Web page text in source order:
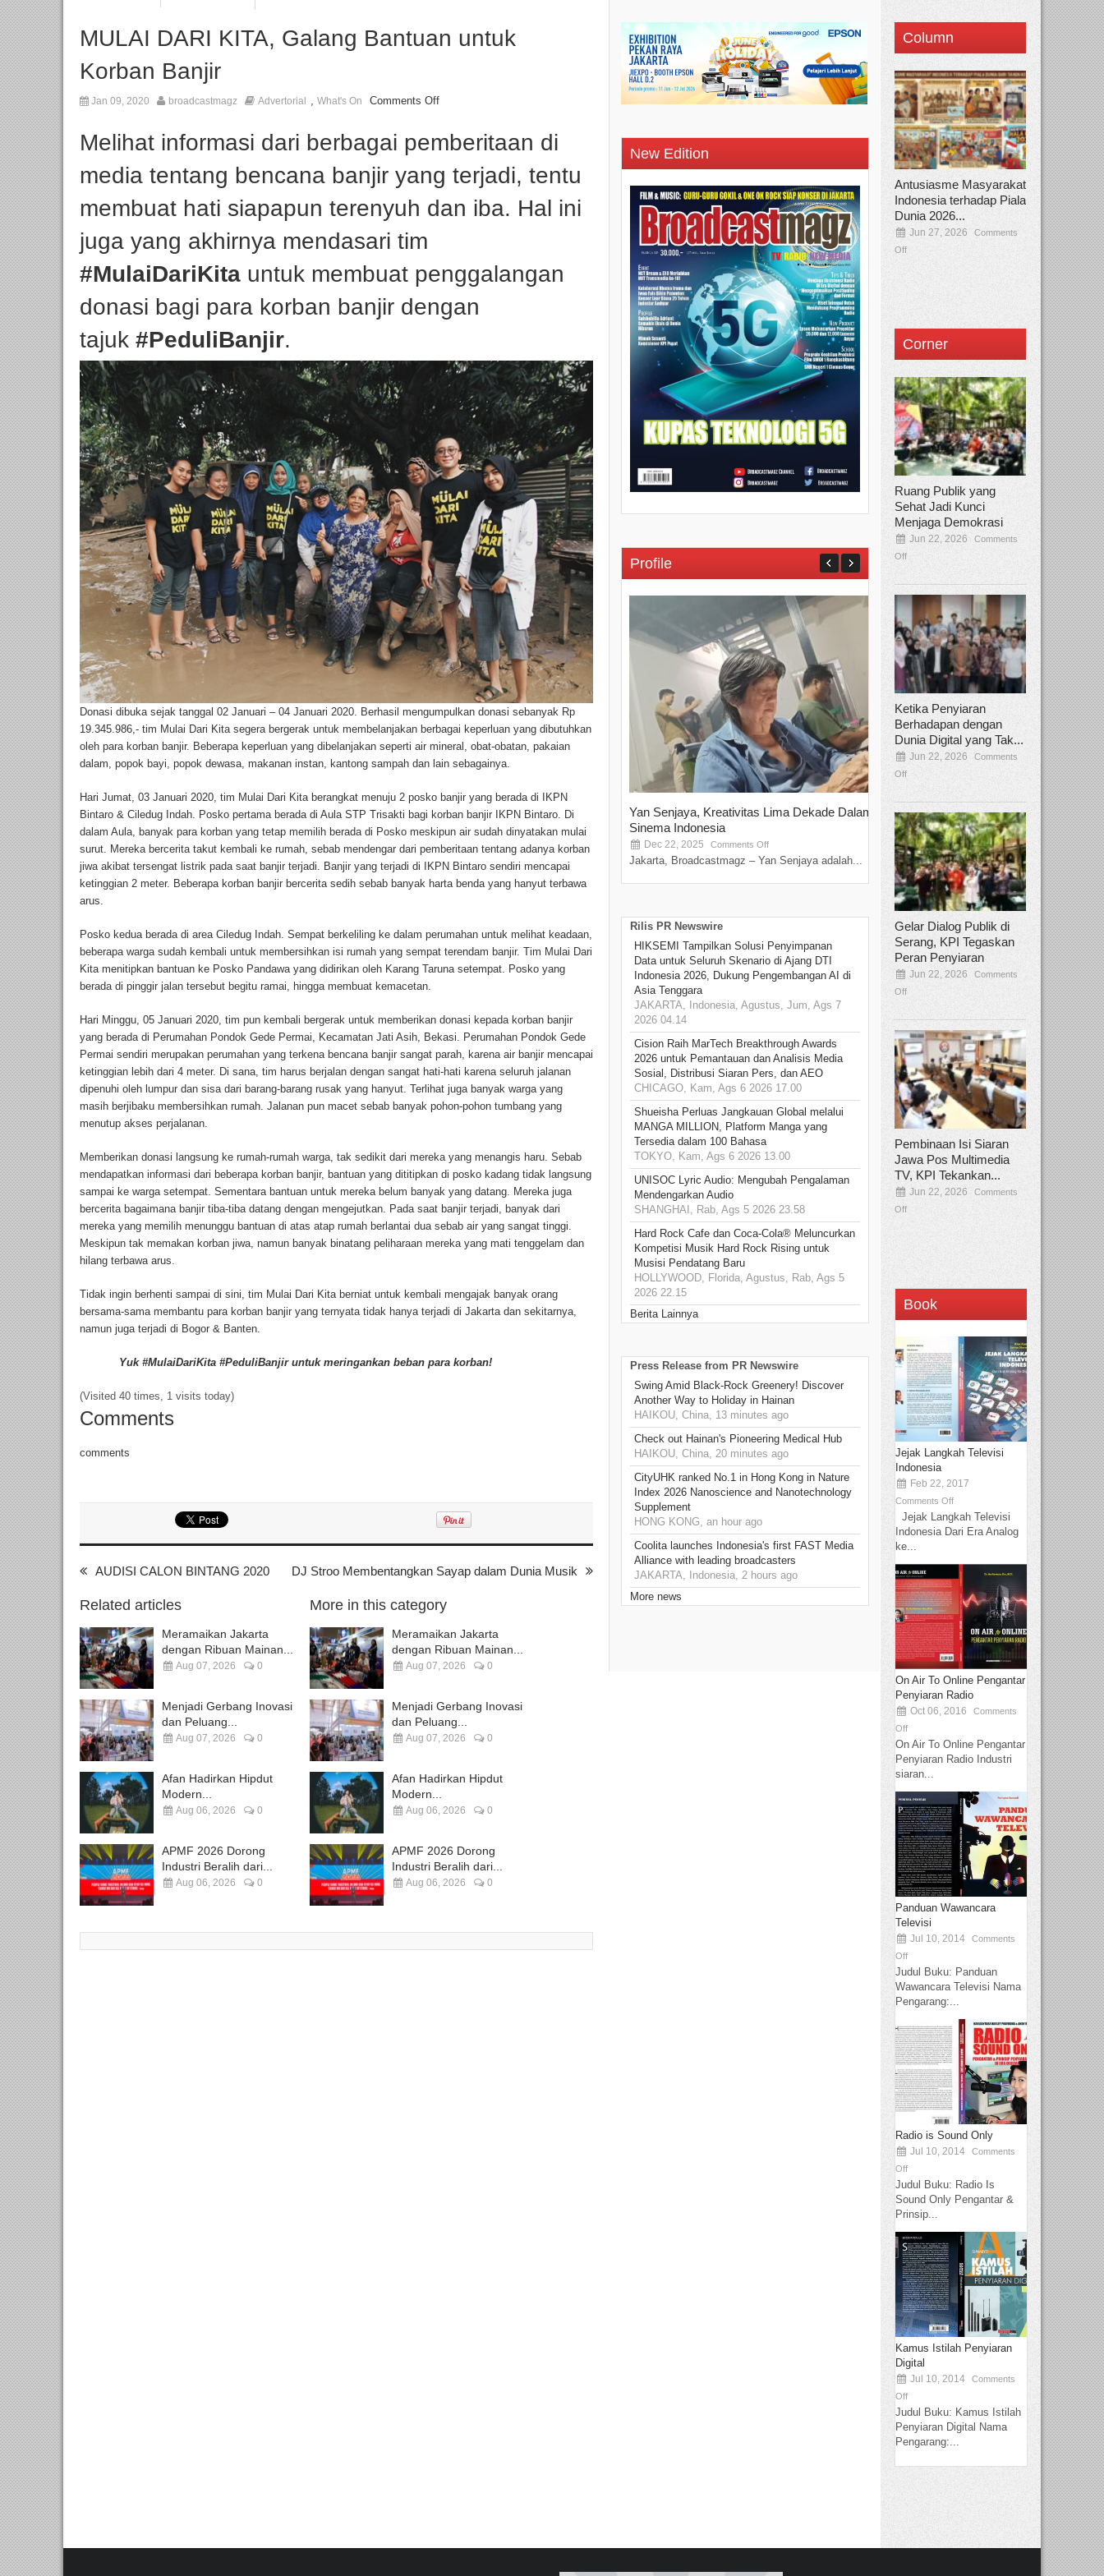
MULAI DARI KITA, Galang Bantuan untuk
Korban Banjir
Jan 09, 2020 broadcastmagz Advertorial , What's On Comments Off
Melihat informasi dari berbagai pemberitaan di
media tentang bencana banjir yang terjadi, tentu
membuat hati siapapun terenyuh dan iba. Hal ini
juga yang akhirnya mendasari tim
#MulaiDariKita untuk membuat penggalangan
donasi bagi para korban banjir dengan
tajuk #PeduliBanjir.
Donasi dibuka sejak tanggal 02 Januari – 04 Januari 2020. Berhasil mengumpulkan donasi sebanyak Rp
19.345.986,- tim Mulai Dari Kita segera bergerak untuk membelanjakan berbagai keperluan yang dibutuhkan
oleh para korban banjir. Beberapa keperluan yang dibelanjakan seperti air mineral, obat-obatan, pakaian
dalam, popok bayi, popok dewasa, makanan instan, kantong sampah dan lain sebagainya.
Hari Jumat, 03 Januari 2020, tim Mulai Dari Kita berangkat menuju 2 posko banjir yang berada di IKPN
Bintaro & Ciledug Indah. Posko pertama berada di Aula STP Trisakti bagi korban banjir IKPN Bintaro. Di
dalam Aula, banyak para korban yang tetap memilih berada di Posko meskipun air sudah dinyatakan mulai
surut. Mereka bercerita takut kembali ke rumah, sebab mendengar dari pemberitaan tentang adanya korban
jiwa akibat tersengat listrik pada saat banjir terjadi. Banjir yang terjadi di IKPN Bintaro sendiri mencapai
ketinggian 2 meter. Beberapa korban banjir bercerita sedih sebab banyak harta benda yang hanyut terbawa
arus.
Posko kedua berada di area Ciledug Indah. Sempat berkeliling ke dalam perumahan untuk melihat keadaan,
beberapa warga sudah kembali untuk membersihkan isi rumah yang sempat terendam banjir. Tim Mulai Dari
Kita menitipkan bantuan ke Posko Pandawa yang didirikan oleh Karang Taruna setempat. Posko yang
berada di pinggir jalan tersebut begitu ramai, hingga membuat kemacetan.
Hari Minggu, 05 Januari 2020, tim pun kembali bergerak untuk memberikan donasi kepada korban banjir
yang berada di Perumahan Pondok Gede Permai, Kecamatan Jati Asih, Bekasi. Perumahan Pondok Gede
Permai sendiri merupakan perumahan yang terkena bencana banjir sangat parah, karena air banjir mencapai
ketinggian lebih dari 4 meter. Di sana, tim harus berjalan dengan sangat hati-hati karena seluruh jalanan
dipenuhi oleh lumpur dan sisa dari barang-barang rusak yang hanyut. Terlihat juga banyak warga yang
masih berjibaku membersihkan rumah. Jalanan pun macet sebab banyak pohon-pohon tumbang yang
menutup akses perjalanan.
Memberikan donasi langsung ke rumah-rumah warga, tak sedikit dari mereka yang menangis haru. Sebab
mendapatkan informasi dari beberapa korban banjir, bantuan yang dititipkan di posko kadang tidak langsung
sampai ke warga setempat. Sementara bantuan untuk mereka belum banyak yang datang. Mereka juga
bercerita bagaimana banjir tiba-tiba datang dengan mengejutkan. Pada saat banjir terjadi, banyak dari
mereka yang memilih menunggu bantuan di atas atap rumah berlantai dua sebab air yang sangat tinggi.
Meskipun tak memakan korban jiwa, namun banyak binatang peliharaan mereka yang mati tenggelam dan
hilang terbawa arus.
Tidak ingin berhenti sampai di sini, tim Mulai Dari Kita berniat untuk kembali mengajak banyak orang
bersama-sama membantu para korban banjir yang ternyata tidak hanya terjadi di Jakarta dan sekitarnya,
namun juga terjadi di Bogor & Banten.
Yuk #MulaiDariKita #PeduliBanjir untuk meringankan beban para korban!
(Visited 40 times, 1 visits today)
Comments
comments
AUDISI CALON BINTANG 2020 DJ Stroo Membentangkan Sayap dalam Dunia Musik
Related articles
Meramaikan Jakarta
dengan Ribuan Mainan...
Aug 07, 2026 0
Menjadi Gerbang Inovasi
dan Peluang...
Aug 07, 2026 0
Afan Hadirkan Hipdut
Modern...
Aug 06, 2026 0
APMF 2026 Dorong
Industri Beralih dari...
Aug 06, 2026 0
More in this category
Meramaikan Jakarta
dengan Ribuan Mainan...
Aug 07, 2026 0
Menjadi Gerbang Inovasi
dan Peluang...
Aug 07, 2026 0
Afan Hadirkan Hipdut
Modern...
Aug 06, 2026 0
APMF 2026 Dorong
Industri Beralih dari...
Aug 06, 2026 0
New Edition
Profile
Yan Senjaya, Kreativitas Lima Dekade Dalam
Sinema Indonesia
Dec 22, 2025 Comments Off
Jakarta, Broadcastmagz – Yan Senjaya adalah...
Tamee Irelly Menjadi Juri Open
Film Terbaru...
Sep 08, 2025 Comments Off
Bekasi, Broadcastmagz – Dalam upaya
talenta...
Rilis PR Newswire
HIKSEMI Tampilkan Solusi Penyimpanan
Data untuk Seluruh Skenario di Ajang DTI
Indonesia 2026, Dukung Pengembangan AI di
Asia Tenggara
JAKARTA, Indonesia, Agustus, Jum, Ags 7
2026 04.14
Cision Raih MarTech Breakthrough Awards
2026 untuk Pemantauan dan Analisis Media
Sosial, Distribusi Siaran Pers, dan AEO
CHICAGO, Kam, Ags 6 2026 17.00
Shueisha Perluas Jangkauan Global melalui
MANGA MILLION, Platform Manga yang
Tersedia dalam 100 Bahasa
TOKYO, Kam, Ags 6 2026 13.00
UNISOC Lyric Audio: Mengubah Pengalaman
Mendengarkan Audio
SHANGHAI, Rab, Ags 5 2026 23.58
Hard Rock Cafe dan Coca-Cola® Meluncurkan
Kompetisi Musik Hard Rock Rising untuk
Musisi Pendatang Baru
HOLLYWOOD, Florida, Agustus, Rab, Ags 5
2026 22.15
Berita Lainnya
Press Release from PR Newswire
Swing Amid Black‑Rock Greenery! Discover
Another Way to Holiday in Hainan
HAIKOU, China, 13 minutes ago
Check out Hainan's Pioneering Medical Hub
HAIKOU, China, 20 minutes ago
CityUHK ranked No.1 in Hong Kong in Nature
Index 2026 Nanoscience and Nanotechnology
Supplement
HONG KONG, an hour ago
Coolita launches Indonesia's first FAST Media
Alliance with leading broadcasters
JAKARTA, Indonesia, 2 hours ago
More news
Column
Antusiasme Masyarakat
Indonesia terhadap Piala
Dunia 2026...
Jun 27, 2026
Comments
Off
Corner
Ruang Publik yang
Sehat Jadi Kunci
Menjaga Demokrasi
Jun 22, 2026
Comments
Off
Ketika Penyiaran
Berhadapan dengan
Dunia Digital yang Tak...
Jun 22, 2026
Comments
Off
Gelar Dialog Publik di
Serang, KPI Tegaskan
Peran Penyiaran
Jun 22, 2026
Comments
Off
Pembinaan Isi Siaran
Jawa Pos Multimedia
TV, KPI Tekankan...
Jun 22, 2026
Comments
Off
Book
Jejak Langkah Televisi
Indonesia
Feb 22, 2017
Comments Off
Jejak Langkah Televisi
Indonesia Dari Era Analog
ke...
On Air To Online Pengantar
Penyiaran Radio
Oct 06, 2016
Comments
Off
On Air To Online Pengantar
Penyiaran Radio Industri
siaran...
Panduan Wawancara
Televisi
Jul 10, 2014
Comments
Off
Judul Buku: Panduan
Wawancara Televisi Nama
Pengarang:...
Radio is Sound Only
Jul 10, 2014
Comments
Off
Judul Buku: Radio Is
Sound Only Pengantar &
Prinsip...
Kamus Istilah Penyiaran
Digital
Jul 10, 2014
Comments
Off
Judul Buku: Kamus Istilah
Penyiaran Digital Nama
Pengarang:...